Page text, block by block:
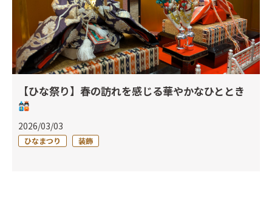
【ひな祭り】春の訪れを感じる華やかなひととき
2026/03/03
ひなまつり 装飾